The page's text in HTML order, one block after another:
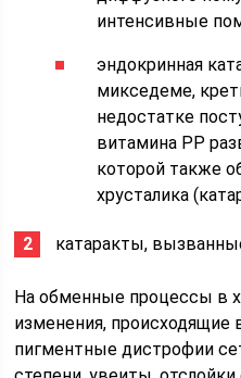
интенсивные
эндокринная
микседеме,
недостатке
витамина РР
которой также
хрусталика
катаракты,
На обменные процессы в
изменения, происходящие
пигментные дистрофии